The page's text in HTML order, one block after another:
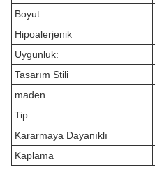
Boyut
Hipoalerjenik
Uygunluk:
Tasarım Stili
maden
Tip
Kararmaya Dayanıklı
Kaplama